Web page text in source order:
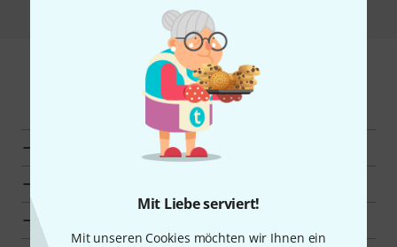
Mit Liebe serviert!
Mit unseren Cookies möchten wir Ihnen ein
Mehr entdecken